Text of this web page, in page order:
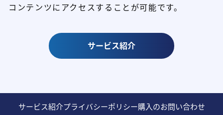
コンテンツにアクセスすることが可能です。
サービス紹介
サービス紹介プライバシーポリシー購入のお問い合わせ